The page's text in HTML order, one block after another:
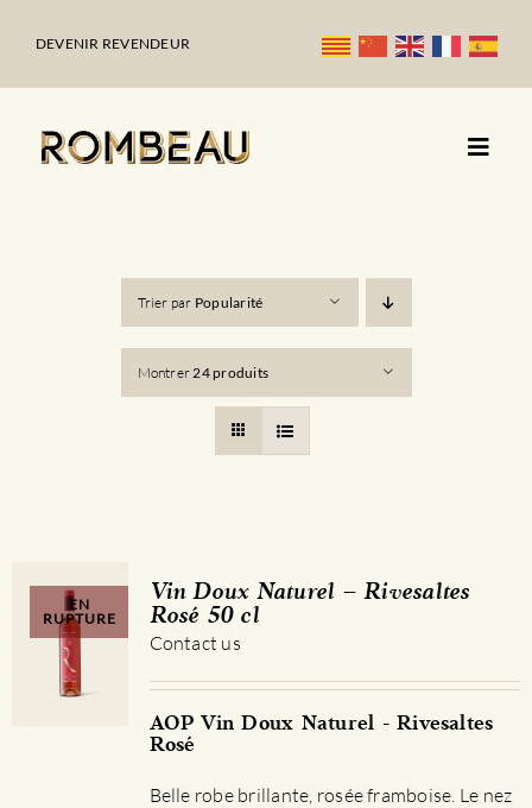
DEVENIR REVENDEUR
Trier par Popularité
Montrer24 produits
EN
RUPTURE
Vin Doux Naturel – Rivesaltes
Rosé 50 cl
Contact us
AOP Vin Doux Naturel - Rivesaltes
Rosé
Belle robe brillante, rosée framboise. Le nez